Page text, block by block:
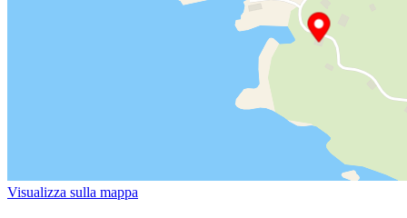
Visualizza sulla mappa